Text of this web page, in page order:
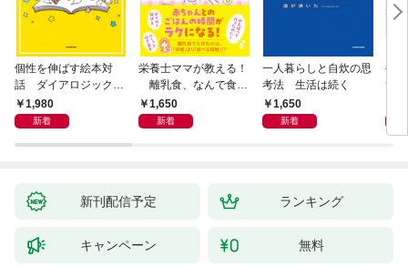
個性を伸ばす絵本対
話 ダイアロジック・
リーディング
1,980
新着
栄養士ママが教える！
離乳食、なんで食べ
てくれないの？ 赤ちゃ
んの「食べない」に困
1,650
新着
一人暮らしと自炊の思
考法 生活は続く
1,650
新着
毎
ず
新刊配信予定 ランキング
キャンペーン 無料